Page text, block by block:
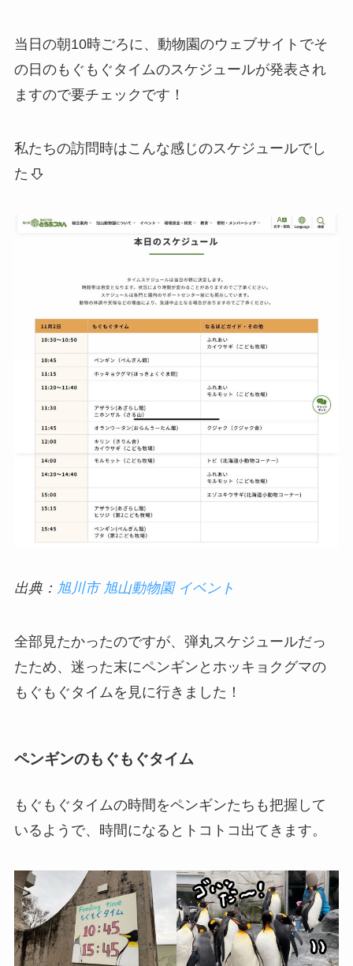
当日の朝10時ごろに、動物園のウェブサイトでそ
の日のもぐもぐタイムのスケジュールが発表され
ますので要チェックです！
私たちの訪問時はこんな感じのスケジュールでし
た
出典： 旭川市 旭山動物園 イベント
全部見たかったのですが、弾丸スケジュールだっ
たため、迷った末にペンギンとホッキョクグマの
もぐもぐタイムを見に行きました！
ペンギンのもぐもぐタイム
もぐもぐタイムの時間をペンギンたちも把握して
いるようで、時間になるとトコトコ出てきます。